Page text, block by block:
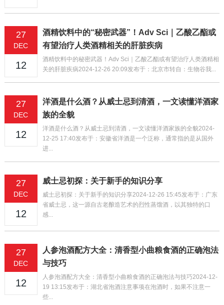
27
DEC
12
酒精饮料中的“秘密武器”！Adv Sci｜乙酸乙酯或
有望治疗人类酒精相关的肝脏疾病
酒精饮料中的秘密武器！Adv Sci｜乙酸乙酯或有望治疗人类酒精相
关的肝脏疾病2024-12-26 20:09发布于：北京市转自：生物谷我...
27
DEC
12
洋酒是什么酒？从威士忌到清酒，一文读懂洋酒家
族的全貌
洋酒是什么酒？从威士忌到清酒，一文读懂洋酒家族的全貌2024-
12-25 17:40发布于：安徽省洋酒是一个泛称，通常指的是从国外
进...
27
DEC
12
威士忌初探：关于新手的知识分享
威士忌初探：关于新手的知识分享2024-12-26 15:45发布于：广东
省威士忌，这一源自古老酿造艺术的烈性蒸馏酒，以其独特的口
感...
27
DEC
12
人参泡酒配方大全：清香型小曲粮食酒的正确泡法
与技巧
人参泡酒配方大全：清香型小曲粮食酒的正确泡法与技巧2024-12-
19 13:15发布于：湖北省泡酒注意事项在泡酒时，如果不注意一
些...